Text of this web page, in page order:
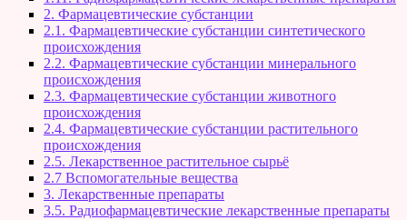
2. Фармацевтические субстанции
2.1. Фармацевтические субстанции синтетического
происхождения
2.2. Фармацевтические субстанции минерального
происхождения
2.3. Фармацевтические субстанции животного
происхождения
2.4. Фармацевтические субстанции растительного
происхождения
2.5. Лекарственное растительное сырьё
2.7 Вспомогательные вещества
3. Лекарственные препараты
3.5. Радиофармацевтические лекарственные препараты